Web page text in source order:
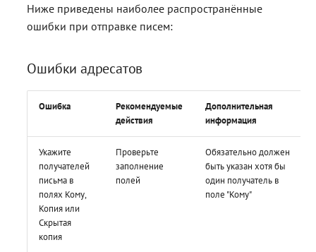
Ниже приведены наиболее распространённые
ошибки при отправке писем:
Ошибки адресатов
Ошибка
Рекомендуемые
действия
Дополнительная
информация
Укажите
получателей
письма в
полях Кому,
Копия или
Скрытая
копия
Проверьте
заполнение
полей
Обязательно должен
быть указан хотя бы
один получатель в
поле "Кому"